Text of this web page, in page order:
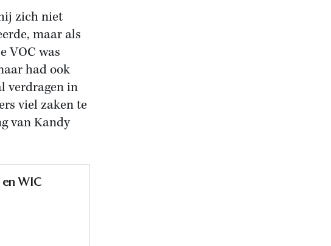
zich niet
maar als
VOC was
had ook
verdragen in
viel zaken te
van Kandy
WIC